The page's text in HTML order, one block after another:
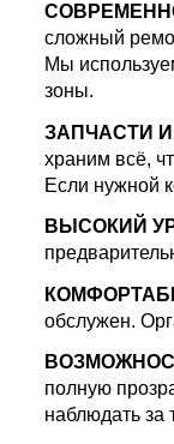
сложный
Мы
зоны.
ЗАПЧАСТИ
храним всё,
Если нужной
ВЫСОКИЙ
обслужен.
полную
наблюдать за